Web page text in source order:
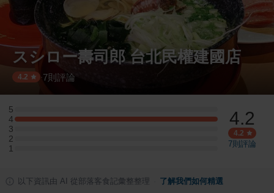
スシロー壽司郎 台北民權建國店
4.2 ·7則評論
5
5 星：0 則評論
4
4 星：2 則評論
3
3 星：0 則評論
2
2 星：0 則評論
1
1 星：0 則評論
4.2
4.2
7則評論
以下資訊由 AI 從部落客食記彙整整理 了解我們如何精選